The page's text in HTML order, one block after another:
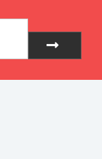
Enviar